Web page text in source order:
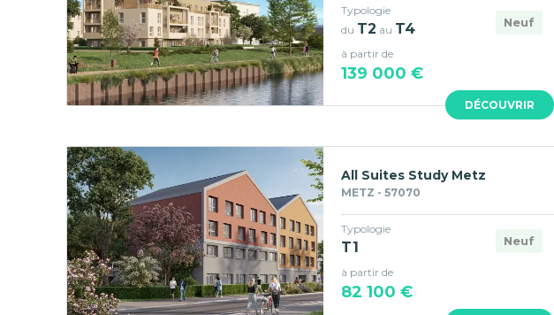
DÉCOUVRIR
Neuf
Typologie
du T2 au T4
à partir de
139 000 €
All Suites Study Metz
METZ - 57070
Neuf
Typologie
T1
à partir de
82 100 €